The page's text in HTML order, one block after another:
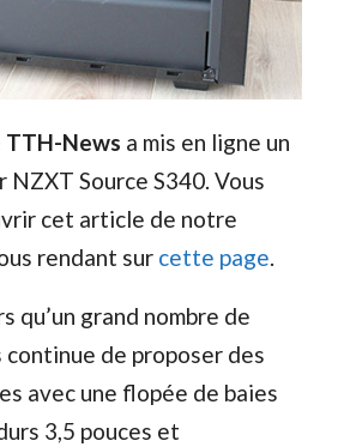
TTH-News a mis en ligne un
Source S340. Vous
cet article de notre
rendant sur cette page.
qu’un grand nombre de
de proposer des
avec une flopée de baies
3,5 pouces et